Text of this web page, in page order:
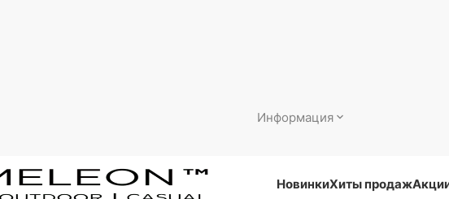
Информация
НовинкиХиты продаж